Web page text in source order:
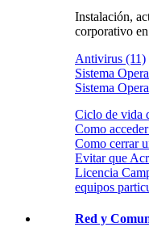
Instalación,
corporativo
Antivirus (11)
Sistema
Sistema
Ciclo de vida
Como
Como cerrar
Evitar que
Licencia
equipos
Red y